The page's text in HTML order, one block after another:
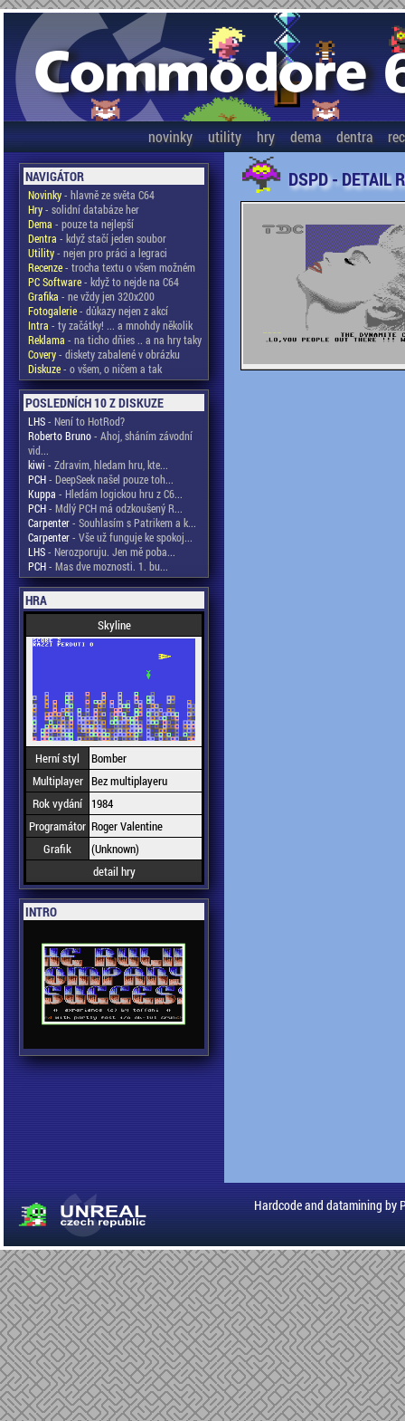
novinky utility hry dema dentra
NAVIGÁTOR
Novinky- hlavně ze světa C64
Hry- solidní databáze her
Dema - pouze ta nejlepší
Dentra - když stačí jeden soubor
Utility- nejen pro práci a legraci
Recenze- trocha textu o všem možném
PC Software- když to nejde na C64
Grafika - ne vždy jen 320x200
Fotogalerie- důkazy nejen z akcí
Intra - ty začátky! ... a mnohdy několik
Reklama - na ticho dňies .. a na hry taky
Covery- diskety zabalené v obrázku
Diskuze- o všem, o ničem a tak
POSLEDNÍCH 10 Z DISKUZE
LHS- Není to HotRod?
Roberto Bruno- Ahoj, sháním závodní
vid...
kiwi - Zdravim, hledam hru, kte...
PCH- DeepSeek našel pouze toh...
Kuppa - Hledám logickou hru z C6...
PCH- Mdlý PCH má odzkoušený R...
Carpenter- Souhlasím s Patrikem a k...
Carpenter- Vše už funguje ke spokoj...
LHS- Nerozporuju. Jen mě poba...
PCH- Mas dve moznosti. 1. bu...
HRA
Skyline
Herní styl
Bomber
Multiplayer Bez multiplayeru
Rok vydání
1984
Programátor Roger Valentine
Grafik
(Unknown)
detail hry
INTRO
DSPD - DETAIL
Hardcode and datamining by